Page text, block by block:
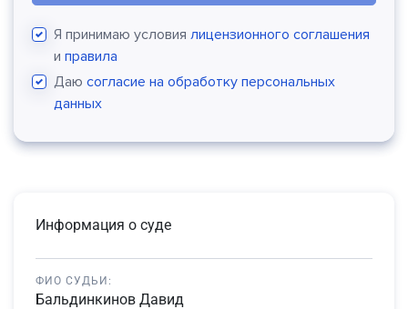
Я принимаю условия лицензионного соглашения
и правила
Даю согласие на обработку персональных
данных
Информация о суде
ФИО СУДЬИ:
Бальдинкинов Давид